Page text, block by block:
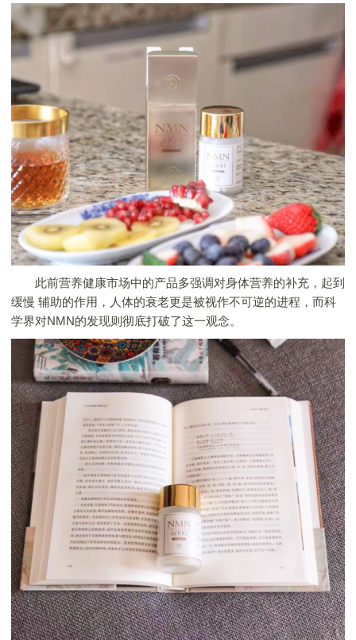
此前营养健康市场中的产品多强调对身体营养的补充，起到
缓慢 辅助的作用，人体的衰老更是被视作不可逆的进程，而科
学界对NMN的发现则彻底打破了这一观念。